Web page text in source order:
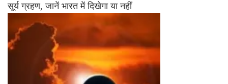
सूर्य ग्रहण, जानें भारत में दिखेगा या नहीं